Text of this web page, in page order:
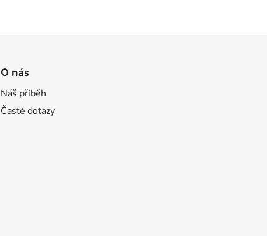
O nás
Náš příběh
Časté dotazy